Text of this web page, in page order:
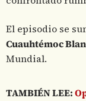
El episodio se
Cuauhtémoc
Mundial.
TAMBIÉN LEE: